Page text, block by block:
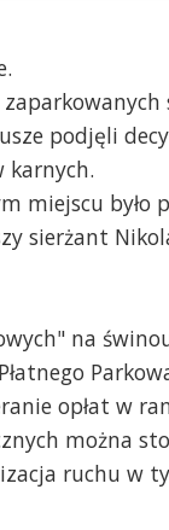
podjęli
karnych.
miejscu było
sierżant
na
opłat w
można
ruchu w